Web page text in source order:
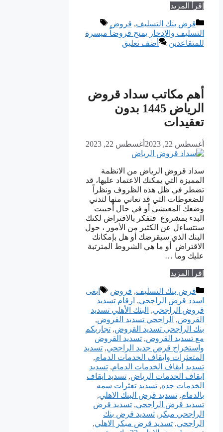
إقرأ المزيد
التصنيفات
قرض بنك التسليف, قروض
الوسوم
التسليف والإدخار يمنح قروضاً ميسرة
للمتقاعدين
أضف تعليق
أهم مكاتب سداد قروض
الرياض 1445 بدون
تعقيدات
أغسطس 22, 2023 أغسطس 22, 2023
سداد قروض الرياض من الانظمة
المميزة التي يمكنك الاعتماد عليها، قد
تضطر في ظل هذه الظروف ونظراً
للضغوطات التي قد تعاني منها لتدني
وضعك المعيشي أو في حال أحببت
البدء بمشروع فتفكر بالاقتراض لكنك
ستتساءل عن الكثير من الأمور ، حول
البنك الذي سيقرضك أو هل بإمكانك
الاقتراض أو ما هي الشروط المترتبة
عليك وما …
إقرأ المزيد
التصنيفات
قرض بنك التسليف, قروض الوسوم
ابغى
اسدد قرض الراجحي, ارقام تسديد
قروض الراجحي, البنك الأهلي تسديد
القروض, الراجحي تسديد القروض,
بنك الراجحي تسديد القروض, تجاربكم
مع تسديد القروض, تسديد القروض
واستخراج قرض جديد الراجحي, تسديد
المتعثرات وايقاف الخدمات الدمام,
تسديد ايقاف الخدمات الدمام, تسديد
ايقاف الخدمات الرياض, تسديد ايقاف
الخدمات جده, تسديد تعثرات سمه
بالدمام, تسديد قرض البنك الاهلي,
تسديد قرض الراجحي, تسديد قرض
الراجحي مبكر , تسديد قرض بنك
الراجحي, تسديد قرض مبكر الاهلي,